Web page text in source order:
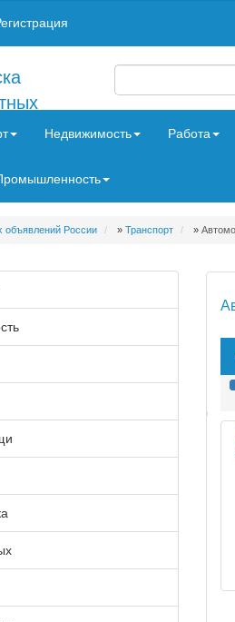
Недвижимость Работа
объявлений России » Транспорт »